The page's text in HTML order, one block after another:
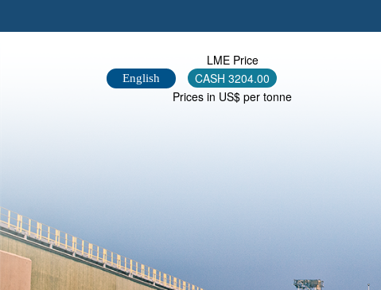
English
LME Price
CASH 3204.00
Prices in US$ per tonne